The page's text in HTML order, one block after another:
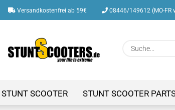
Versandkostenfrei ab 59€ 08446/149612 (MO-FR
STUNT SCOOTER STUNT SCOOTER